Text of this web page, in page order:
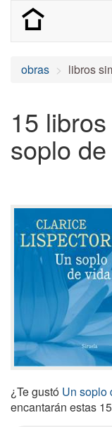
obras libros
15
soplo
¿Te gustó Un soplo
encantarán estas